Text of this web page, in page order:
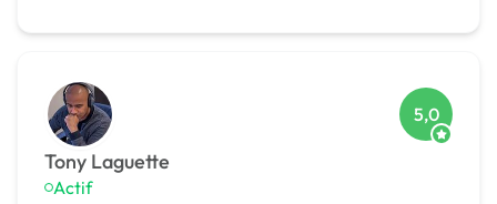
Tony Laguette
Actif
5,0